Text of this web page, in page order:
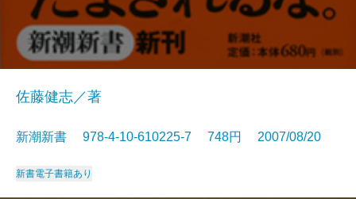
佐藤健志／著
新潮新書 978-4-10-610225-7 748円 2007/08/20
新書電子書籍あり